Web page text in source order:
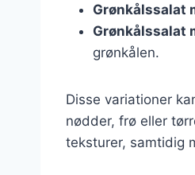
Grønkålssalat
Grønkålssalat
grønkålen.
Disse variationer
nødder, frø eller
teksturer, samtidig